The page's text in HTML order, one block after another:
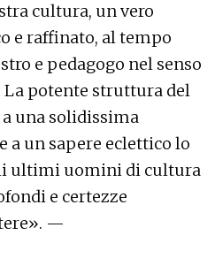
cultura, un vero
e raffinato, al tempo
e pedagogo nel senso
potente struttura del
una solidissima
a un sapere eclettico lo
ultimi uomini di cultura
e certezze
—